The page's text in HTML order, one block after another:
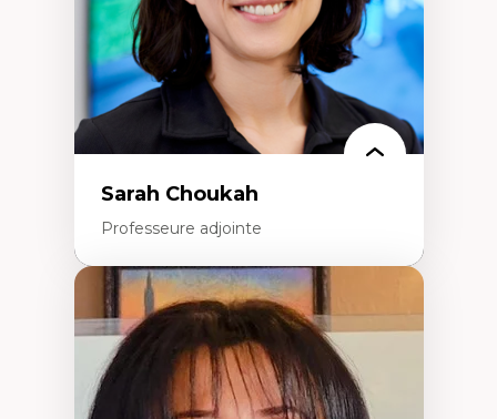
Sarah Choukah
Professeure adjointe
Expertises
Démocratisation des nouvelles
technologies et biotechnologies
Données ouvertes
Bioart, programmation et électronique